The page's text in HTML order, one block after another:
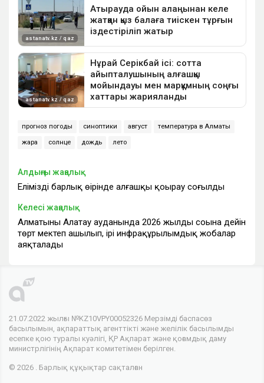
прогноз погоды синоптики август температура в Алматы
жара солнце дождь лето
Алдыңғы жаңалық
Еліміздің барлық өңірінде алғашқы қоңырау соғылды
Келесі жаңалық
Алматының Алатау ауданында 2026 жылдың соңына дейін
төрт мектеп ашылып, ірі инфрақұрылымдық жобалар
аяқталады
21.07.2022 жылғы №KZ10VPY00052326 Мерзімді баспасөз
басылымын, ақпараттық агенттікті және желілік басылымды
есепке қою туралы куәлігі, ҚР Ақпарат және қоғамдық даму
министрлігінің Ақпарат комитетімен берілген.
© 2026 . Барлық құқықтар сақталған